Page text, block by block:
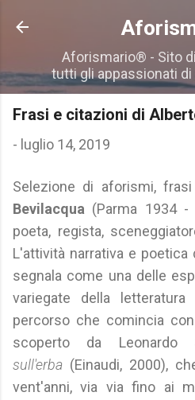
Passa ai
Aforismario® - Sito
tutti gli appassionati
Frasi e citazioni di
- luglio 14, 2019
Selezione di aforismi,
Bevilacqua (Parma 1934 -
poeta, regista,
L'attività narrativa e poetica
segnala come una delle
variegate della letteratura
percorso che comincia
scoperto da Leonardo
sull'erba (Einaudi, 2000),
vent'anni, via via fino ai